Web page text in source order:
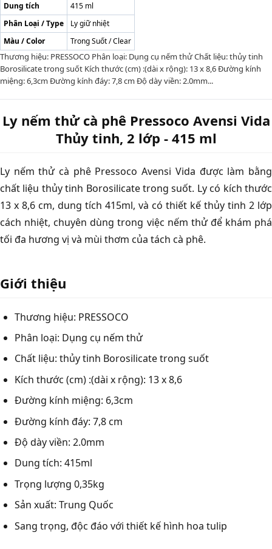
Dung tích
415 ml
Phân Loại / Type
Ly giữ nhiệt
Màu / Color
Trong Suốt / Clear
Thương hiệu: PRESSOCO Phân loại: Dụng cụ nếm thử Chất liệu: thủy tinh
Borosilicate trong suốt Kích thước (cm) :(dài x rộng): 13 x 8,6 Đường kính
miệng: 6,3cm Đường kính đáy: 7,8 cm Độ dày viền: 2.0mm...
Ly nếm thử cà phê Pressoco Avensi Vida
Thủy tinh, 2 lớp - 415 ml
Ly nếm thử cà phê Pressoco Avensi Vida được làm bằng
chất liệu thủy tinh Borosilicate trong suốt. Ly có kích thước
13 x 8,6 cm, dung tích 415ml, và có thiết kế thủy tinh 2 lớp
cách nhiệt, chuyên dùng trong việc nếm thử để khám phá
tối đa hương vị và mùi thơm của tách cà phê.
Giới thiệu
Thương hiệu: PRESSOCO
Phân loại: Dụng cụ nếm thử
Chất liệu: thủy tinh Borosilicate trong suốt
Kích thước (cm) :(dài x rộng): 13 x 8,6
Đường kính miệng: 6,3cm
Đường kính đáy: 7,8 cm
Độ dày viền: 2.0mm
Dung tích: 415ml
Trọng lượng 0,35kg
Sản xuất: Trung Quốc
Sang trọng, độc đáo với thiết kế hình hoa tulip